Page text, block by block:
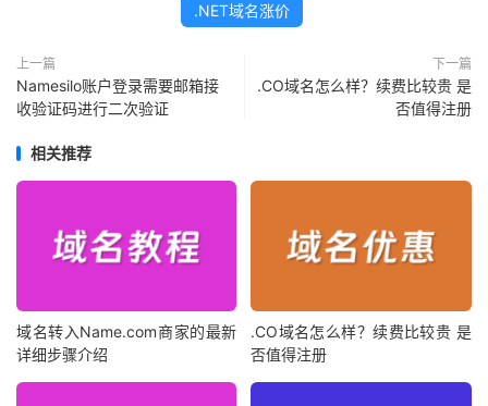
.NET域名涨价
上一篇
Namesilo账户登录需要邮箱接
收验证码进行二次验证
下一篇
.CO域名怎么样？续费比较贵 是
否值得注册
相关推荐
域名转入Name.com商家的最新
详细步骤介绍
.CO域名怎么样？续费比较贵 是
否值得注册